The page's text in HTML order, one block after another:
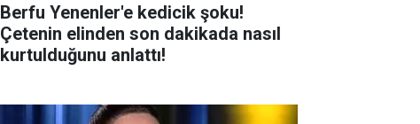
Berfu Yenenler'e kedicik şoku!
Çetenin elinden son dakikada nasıl
kurtulduğunu anlattı!